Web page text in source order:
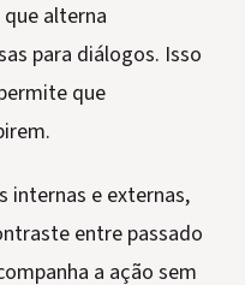
alterna
para diálogos. Isso
que
internas e externas,
entre passado
a ação sem